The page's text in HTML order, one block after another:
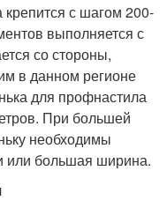
с шагом 200-
выполняется с
со стороны,
в данном регионе
для профнастила
При большей
необходимы
или большая ширина.